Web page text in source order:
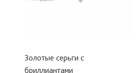
Золотые серьги с
бриллиантами